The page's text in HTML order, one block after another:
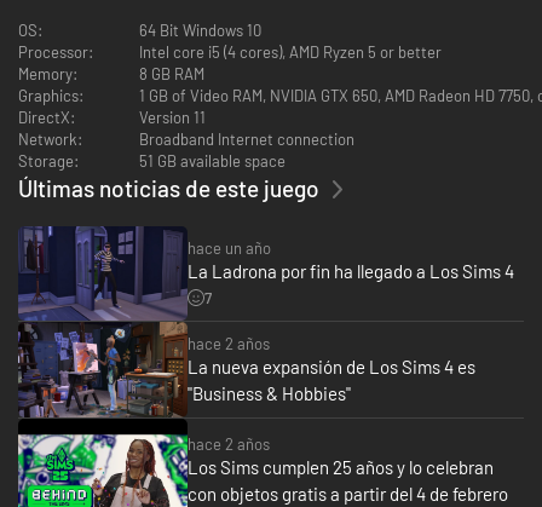
OS:
64 Bit Windows 10
Processor:
Intel core i5 (4 cores), AMD Ryzen 5 or better
Memory:
8 GB RAM
Graphics:
1 GB of Video RAM, NVIDIA GTX 650, AMD Radeon HD
DirectX:
Version 11
Network:
Broadband Internet connection
Storage:
51 GB available space
Últimas noticias de este juego
hace un año
La Ladrona por fin ha llegado a Los Sims 4
7
hace 2 años
La nueva expansión de Los Sims 4 es
"Business & Hobbies"
hace 2 años
Los Sims cumplen 25 años y lo celebran
con objetos gratis a partir del 4 de febrero